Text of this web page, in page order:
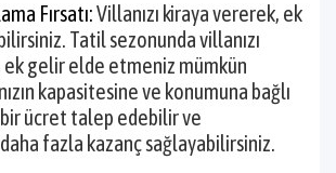
Fırsatı:Villanızı kiraya vererek, ek
Tatil sezonunda villanızı
ek gelir elde etmeniz mümkün
kapasitesine ve konumuna bağlı
ücret talep edebilir ve
daha fazla kazanç sağlayabilirsiniz.